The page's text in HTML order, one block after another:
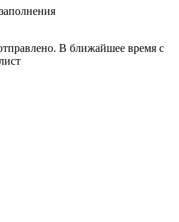
В ближайшее время с